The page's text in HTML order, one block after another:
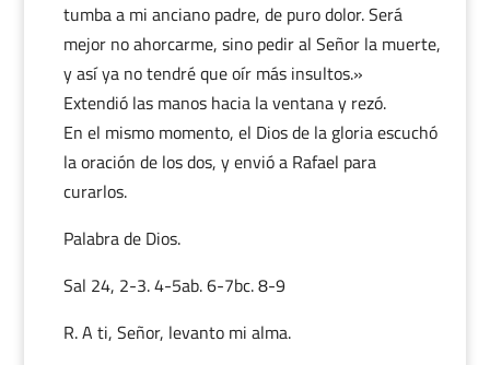
tumba a mi anciano padre, de puro dolor. Será
mejor no ahorcarme, sino pedir al Señor la muerte,
y así ya no tendré que oír más insultos.»
Extendió las manos hacia la ventana y rezó.
En el mismo momento, el Dios de la gloria escuchó
la oración de los dos, y envió a Rafael para
curarlos.
Palabra de Dios.
Sal 24, 2-3. 4-5ab. 6-7bc. 8-9
R. A ti, Señor, levanto mi alma.